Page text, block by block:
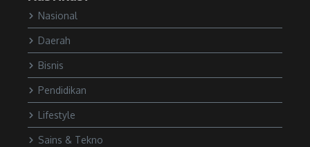
Nasional
Daerah
Bisnis
Pendidikan
Lifestyle
Sains & Tekno